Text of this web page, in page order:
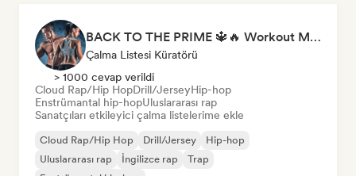
BACK TO THE PRIME 🔱🔥 Workout Motivation Playlist
Çalma Listesi Küratörü
> 1000 cevap verildi
Cloud Rap/Hip HopDrill/JerseyHip-hop
Enstrümantal hip-hopUluslararası rap
Sanatçıları etkileyici çalma listelerime ekle
Cloud Rap/Hip Hop Drill/Jersey
Hip-hop
Uluslararası rap
İngilizce rap
Trap